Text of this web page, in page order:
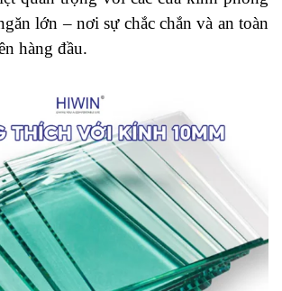
lớn – nơi sự chắc chắn và an toàn
hàng đầu.